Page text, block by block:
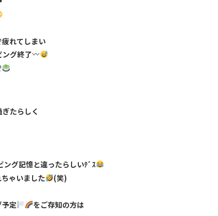
れてしまい
ング終了
たらしく
グ記憶と違ったらしいﾃﾞｽ
ゃいました
(笑)
定 をご存知の方は